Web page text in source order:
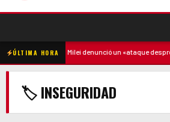
ÚLTIMA HORA
· Milei denunció un «ataque
🏷 INSEGURIDAD